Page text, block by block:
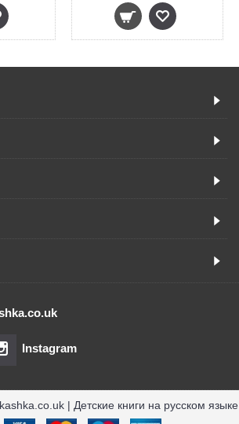
Instagram
| Детские книги на русском языке